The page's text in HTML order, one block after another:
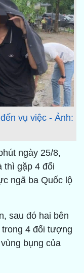
vụ việc - Ảnh:
ngày 25/8,
thì gặp 4 đối
ngã ba Quốc lộ
sau đó hai bên
4 đối tượng
bụng của